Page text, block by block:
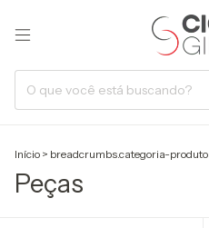
Início > breadcrumbs.categoria-produto
Peças